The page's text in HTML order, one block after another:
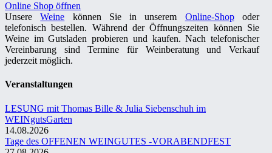
Online Shop öffnen
UnsereWeine können Sie in unserem Online-Shopoder
telefonisch bestellen. Während der Öffnungszeiten können Sie
Weine im Gutsladen probieren und kaufen. Nach telefonischer
Vereinbarung sind Termine für Weinberatung und Verkauf
jederzeit möglich.
Veranstaltungen
LESUNG mit Thomas Bille & Julia Siebenschuh im
WEINgutsGarten
14.08.2026
Tage des OFFENEN WEINGUTES -VORABENDFEST